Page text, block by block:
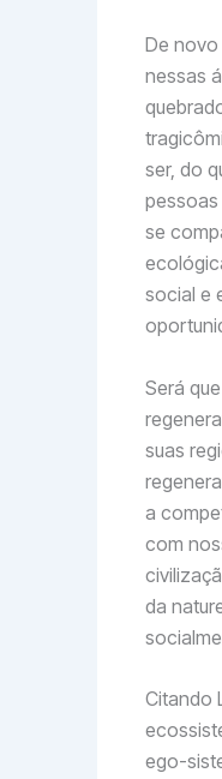
De
nessas
ser, do
se
social e
Será
suas
a
com
da
Citando
ego-